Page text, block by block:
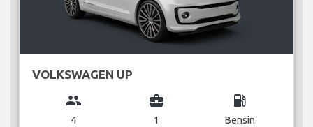
VOLKSWAGEN UP
group
4
business_center
1
local_gas_station
Bensin